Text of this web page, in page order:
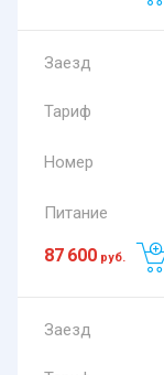
Тариф
Номер
Питание
87 600 руб.